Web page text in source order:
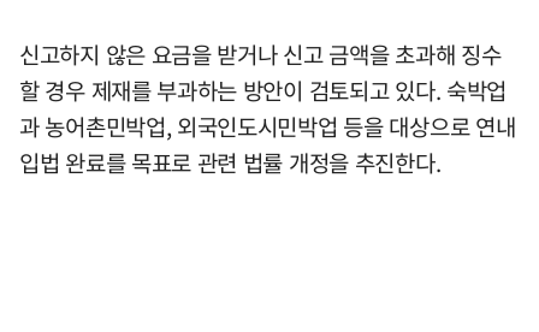
신고하지 않은 요금을 받거나 신고 금액을 초과해 징수
할 경우 제재를 부과하는 방안이 검토되고 있다. 숙박업
과 농어촌민박업, 외국인도시민박업 등을 대상으로 연내
입법 완료를 목표로 관련 법률 개정을 추진한다.